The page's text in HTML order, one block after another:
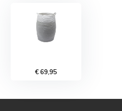
€ 69,95